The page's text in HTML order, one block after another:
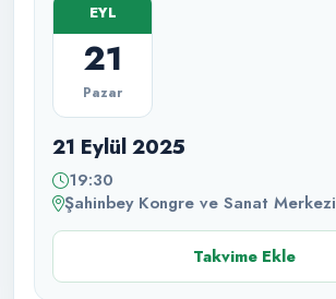
EYL
21
Pazar
21 Eylül 2025
19:30
Şahinbey Kongre ve Sanat Merkezi
Takvime Ekle